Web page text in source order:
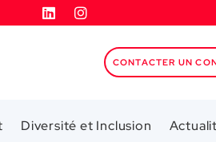
CONTACTER UN
Diversité et Inclusion